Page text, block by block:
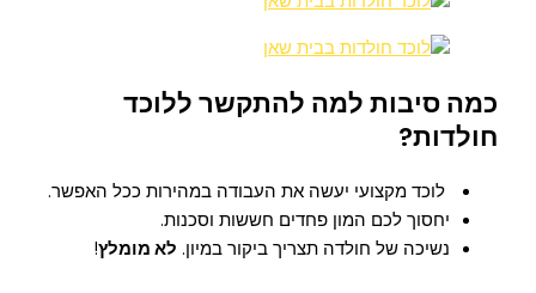
כמה סיבות למה להתקשר ללוכד
חולדות?
לוכד מקצועי יעשה את העבודה במהירות ככל האפשר.
יחסוך לכם המון פחדים חששות וסכנות.
נשיכה של חולדה תצריך ביקור במיון. לא מומלץ!